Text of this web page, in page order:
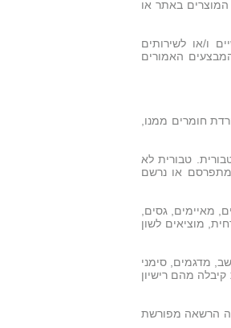
המוצרים באתר או
ו/או לשירותים
האמורים
חומרים ממנו,
טבורית לא
או נרשם
מאיימים, גסים,
מוציאים לשון
מדגמים, סימני
מהם רישיון
הרשאה מפורשת